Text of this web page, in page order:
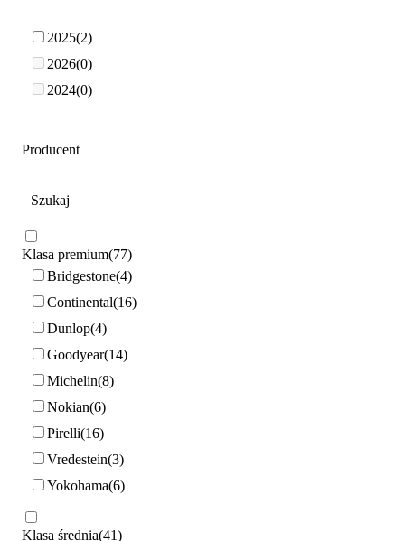
2025 2
2026 0
2024 0
Producent
Klasa premium 77
Bridgestone 4
Continental 16
Dunlop 4
Goodyear 14
Michelin 8
Nokian 6
Pirelli 16
Vredestein 3
Yokohama 6
Klasa średnia 41